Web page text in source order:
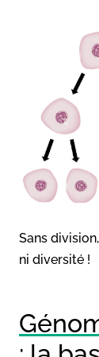
Sans
ni diversité !